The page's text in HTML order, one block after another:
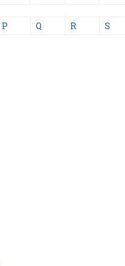
P Q R S